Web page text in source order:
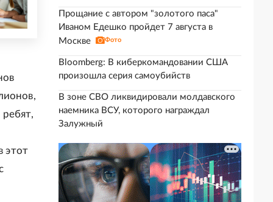
этот
Прощание с автором "золотого паса"
Иваном Едешко пройдет 7 августа в
Москве
Фото
Bloomberg: В киберкомандовании США
произошла серия самоубийств
В зоне СВО ликвидировали молдавского
наемника ВСУ, которого награждал
Залужный